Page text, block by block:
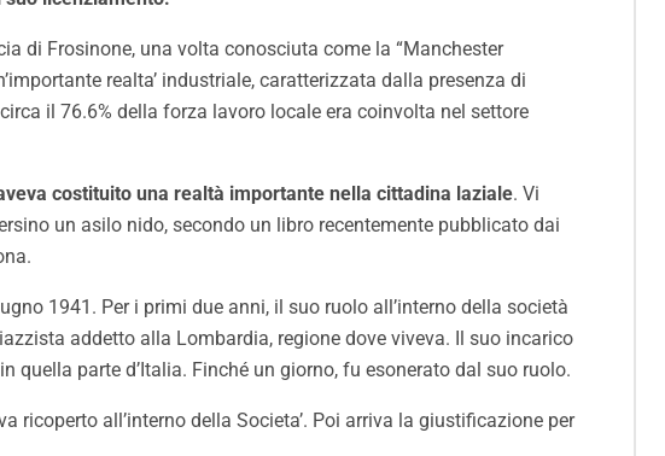
di Frosinone, una volta conosciuta come la “Manchester
realta’ industriale, caratterizzata dalla presenza di
il 76.6% della forza lavoro locale era coinvolta nel settore
costituito una realtà importante nella cittadina laziale. Vi
un asilo nido, secondo un libro recentemente pubblicato dai
1941. Per i primi due anni, il suo ruolo all’interno della società
addetto alla Lombardia, regione dove viveva. Il suo incarico
quella parte d’Italia. Finché un giorno, fu esonerato dal suo ruolo.
ricoperto all’interno della Societa’. Poi arriva la giustificazione per